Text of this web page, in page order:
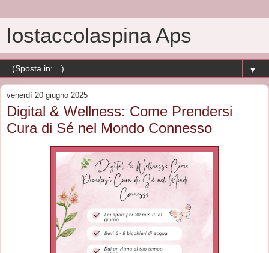
Iostaccolaspina Aps
▼
venerdì 20 giugno 2025
Digital & Wellness: Come Prendersi
Cura di Sé nel Mondo Connesso